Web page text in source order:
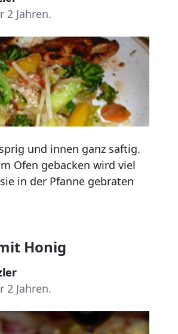
2 Jahren.
und innen ganz saftig.
Ofen gebacken wird viel
in der Pfanne gebraten
Honig
2 Jahren.